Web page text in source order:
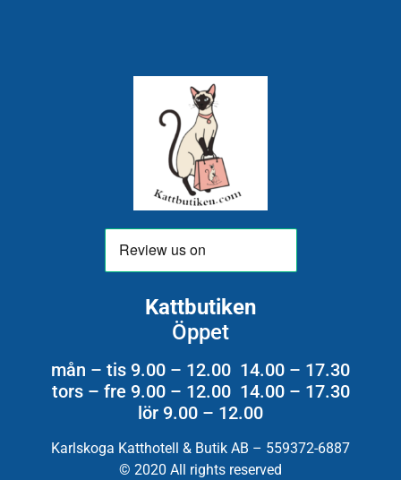
Kattbutiken
Öppet
mån – tis 9.00 – 12.00 14.00 – 17.30
tors – fre 9.00 – 12.00 14.00 – 17.30
lör 9.00 – 12.00
Karlskoga Katthotell & Butik AB – 559372-6887
© 2020 All rights reserved